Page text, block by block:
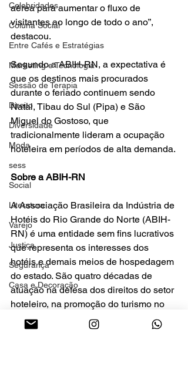
Celebridades
Coluna Social
Entre Cafés e Estratégias
Marketing e Tecnologia
Sessão de Terapia
Direito
Diversidade
Moda
sess
Social
Literatura
Varejo
Justiça
Segurança
Casa e Decoração
aérea para aumentar o fluxo de
visitantes ao longo de todo o ano”,
destacou.
Segundo a ABIH-RN, a expectativa é
que os destinos mais procurados
durante o feriado continuem sendo
Natal, Tibau do Sul (Pipa) e São
Miguel do Gostoso, que
tradicionalmente lideram a ocupação
hoteleira em períodos de alta demanda.
Sobre a ABIH-RN
A Associação Brasileira da Indústria de
Hotéis do Rio Grande do Norte (ABIH-
RN) é uma entidade sem fins lucrativos
que representa os interesses dos
hotéis e demais meios de hospedagem
do estado. São quatro décadas de
atuação na defesa dos direitos do setor
hoteleiro, na promoção do turismo no
Rio Grande do Norte e na capacitação
dos profissionais da hotelaria.